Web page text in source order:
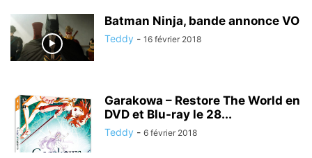
Batman Ninja, bande annonce VO
Teddy - 16 février 2018
Garakowa – Restore The World en
DVD et Blu-ray le 28...
Teddy - 6 février 2018